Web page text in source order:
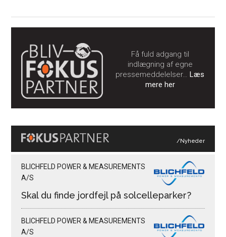
Få fuld adgang til
indlægning af egne
pressemeddelelser…Læs
mere her
/Nyheder
BLICHFELD POWER & MEASUREMENTS
A/S
Skal du finde jordfejl på solcelleparker?
BLICHFELD POWER & MEASUREMENTS
A/S